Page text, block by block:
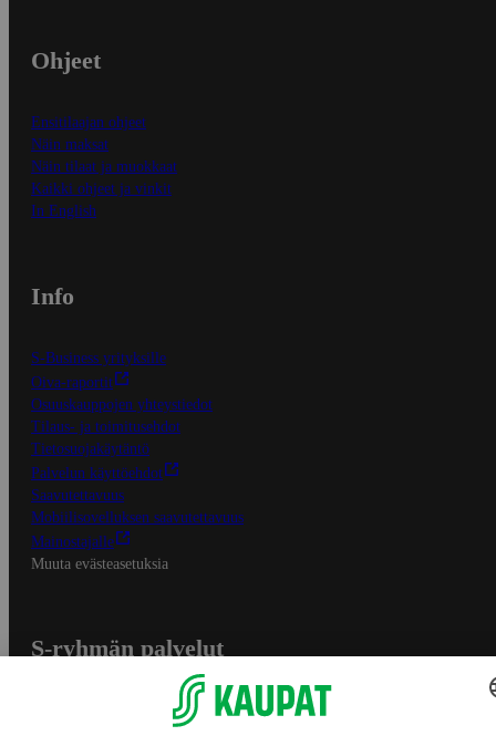
Ohjeet
Ensitilaajan ohjeet
Näin maksat
Näin tilaat ja muokkaat
Kaikki ohjeet ja vinkit
In English
Info
S-Business yrityksille
Oiva-raportit
Osuuskauppojen yhteystiedot
Tilaus- ja toimitusehdot
Tietosuojakäytäntö
Palvelun käyttöehdot
Saavutettavuus
Mobiilisovelluksen saavutettavuus
Mainostajalle
Muuta evästeasetuksia
S-ryhmän palvelut